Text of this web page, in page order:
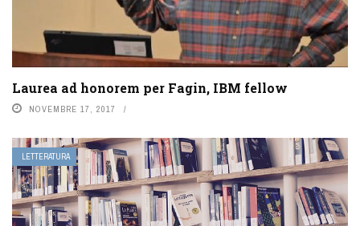
Laurea ad honorem per Fagin, IBM fellow
NOVEMBRE 17, 2017
LETTERATURA